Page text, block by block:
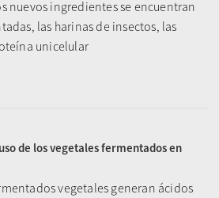
nuevos ingredientes se encuentran
las harinas de insectos, las
unicelular
de los vegetales fermentados en
vegetales generan ácidos